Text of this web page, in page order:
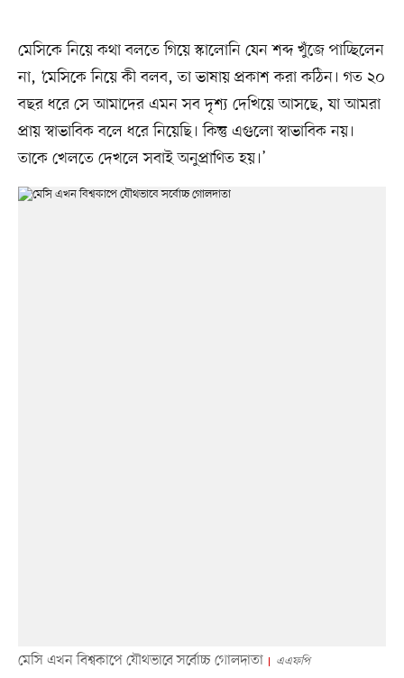
মেসিকে নিয়ে কথা বলতে গিয়ে স্কালোনি যেন শব্দ খুঁজে পাচ্ছিলেন
না, ‘মেসিকে নিয়ে কী বলব, তা ভাষায় প্রকাশ করা কঠিন। গত ২০
বছর ধরে সে আমাদের এমন সব দৃশ্য দেখিয়ে আসছে, যা আমরা
প্রায় স্বাভাবিক বলে ধরে নিয়েছি। কিন্তু এগুলো স্বাভাবিক নয়।
তাকে খেলতে দেখলে সবাই অনুপ্রাণিত হয়।’
মেসি এখন বিশ্বকাপে যৌথভাবে সর্বোচ্চ গোলদাতা এএফপি